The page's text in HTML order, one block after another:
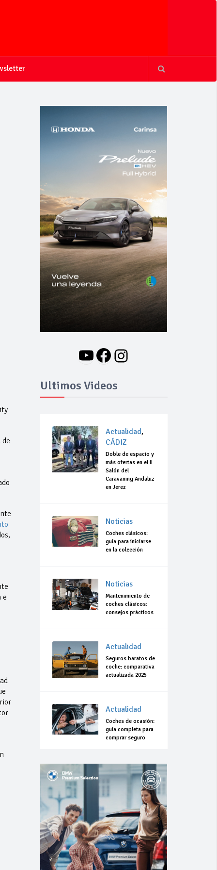
e
YouTube
Facebook
Instagram
Ultimos Videos
Actualidad,
CÁDIZ
Doble de espacio y
más ofertas en el II
Salón del
Caravaning Andaluz
en Jerez
Noticias
Coches clásicos:
guía para iniciarse
en la colección
Noticias
Mantenimiento de
coches clásicos:
consejos prácticos
Actualidad
Seguros baratos de
coche: comparativa
actualizada 2025
Actualidad
Coches de ocasión:
guía completa para
comprar seguro